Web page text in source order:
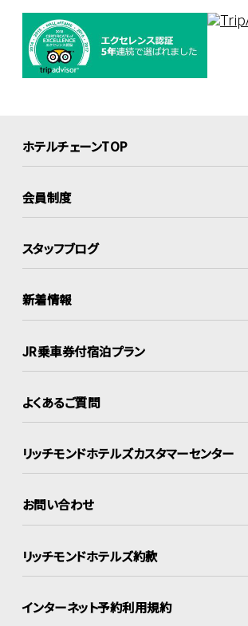
ホテルチェーンTOP
会員制度
スタッフブログ
新着情報
JR乗車券付宿泊プラン
よくあるご質問
リッチモンドホテルズカスタマーセンター
お問い合わせ
リッチモンドホテルズ約款
インターネット予約利用規約